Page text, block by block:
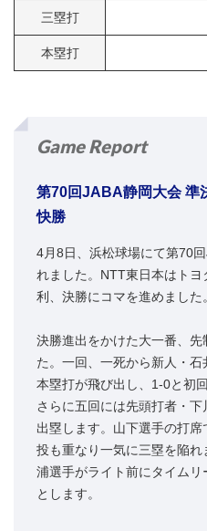
三塁打
本塁打
Game Report
第70回JABA静岡大会 準
快勝
4月8日、浜松球場にて第70
れました。NTT東日本はト
利、決勝にコマを進めました。
決勝進出をかけた大一番、
た。一回、一死から新人・
本塁打が飛び出し、1-0と初
さらに五回には先頭打者・
出塁します。山下選手の打
投も重なり一気に三塁を陥
浦選手がライト前にタイム
とします。